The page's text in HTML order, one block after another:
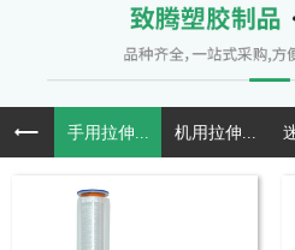
手用拉伸... 机用拉伸...